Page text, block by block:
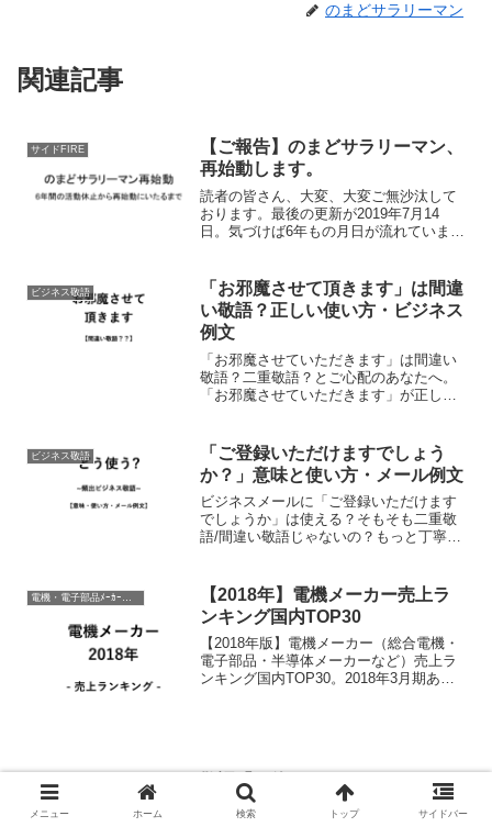
のまどサラリーマン
関連記事
サイドFIRE
【ご報告】のまどサラリーマン、
再始動します。
読者の皆さん、大変、大変ご無沙汰して
おります。最後の更新が2019年7月14
日。気づけば6年もの月日が流れていまし
た？」「まさか…」中には僕の”死亡説”ま
で流れていたな...
ビジネス敬語
「お邪魔させて頂きます」は間違
い敬語？正しい使い方・ビジネス
例文
「お邪魔させていただきます」は間違い
敬語？二重敬語？とご心配のあなたへ。
「お邪魔させていただきます」が正しい
上司・社外取引先・目上・就活・転
職）、例文を紹介します。「お...
ビジネス敬語
「ご登録いただけますでしょう
か？」意味と使い方・メール例文
ビジネスメールに「ご登録いただけます
でしょうか」は使える？そもそも二重敬
語/間違い敬語じゃないの？もっと丁寧な
しょうか？」はとくに商談や電話対応で
使われる敬語。二重敬語...
電機・電子部品ﾒｰｶｰ業界研究
【2018年】電機メーカー売上ラ
ンキング国内TOP30
【2018年版】電機メーカー（総合電機・
電子部品・半導体メーカーなど）売上ラ
ンキング国内TOP30。2018年3月期ある
ビジネス敬語
敬語「お使いいただく vs くださ
る」の意味と違い・使い分け
メニュー ホーム 検索 トップ サイドバー